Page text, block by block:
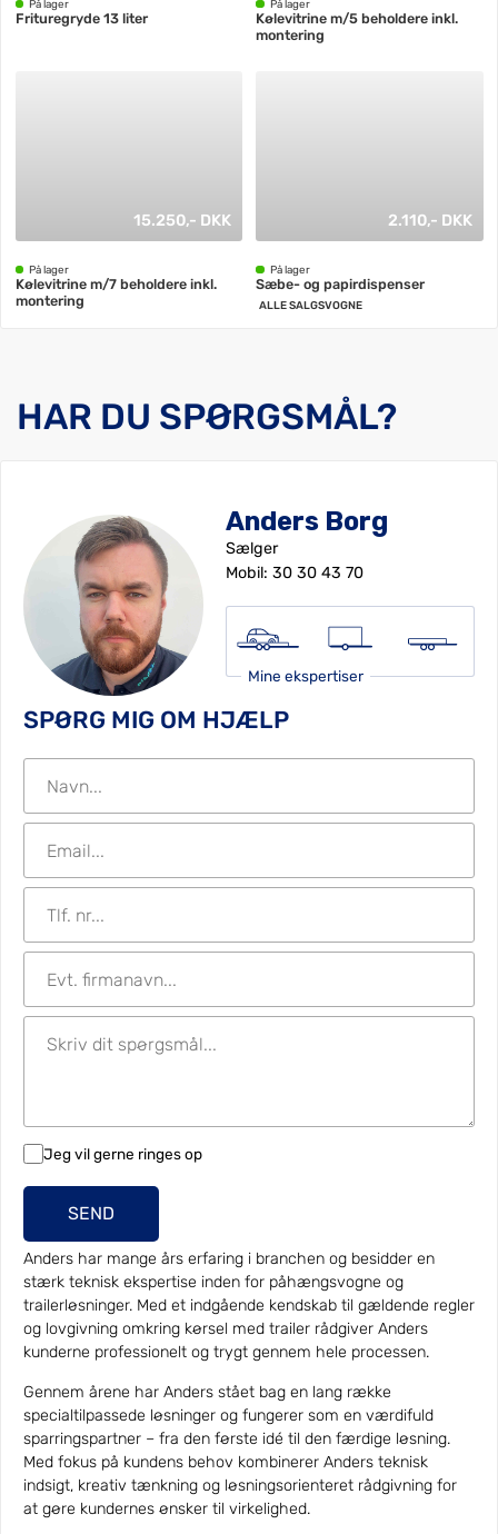
På lager
Frituregryde 13 liter
På lager
Kølevitrine m/5 beholdere inkl.
montering
15.250,- DKK
På lager
Kølevitrine m/7 beholdere inkl.
montering
2.110,- DKK
På lager
Sæbe- og papirdispenser
ALLE SALGSVOGNE
HAR DU SPØRGSMÅL?
Anders Borg
Sælger
Mobil:30 30 43 70
Mine ekspertiser
Anders har mange års erfaring i branchen og besidder en
stærk teknisk ekspertise inden for påhængsvogne og
trailerløsninger. Med et indgående kendskab til gældende regler
og lovgivning omkring kørsel med trailer rådgiver Anders
kunderne professionelt og trygt gennem hele processen.
Gennem årene har Anders stået bag en lang række
specialtilpassede løsninger og fungerer som en værdifuld
sparringspartner – fra den første idé til den færdige løsning.
Med fokus på kundens behov kombinerer Anders teknisk
indsigt, kreativ tænkning og løsningsorienteret rådgivning for
at gøre kundernes ønsker til virkelighed.
SPØRG MIG OM HJÆLP
Jeg vil gerne ringes op
SEND